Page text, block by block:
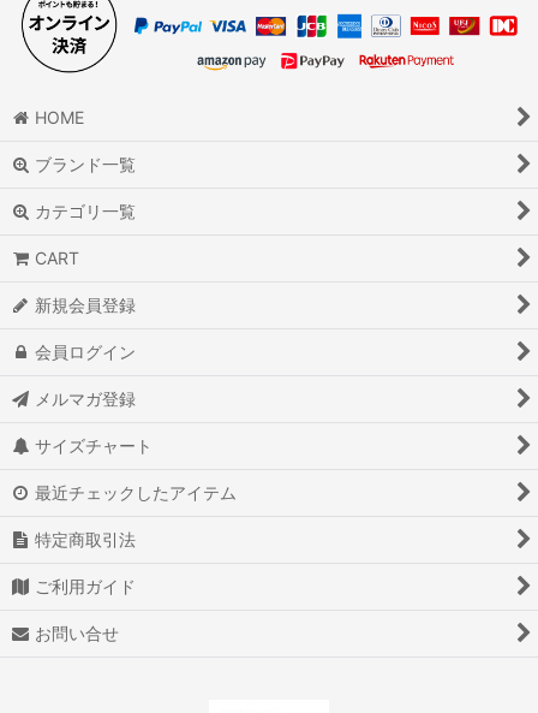
HOME
ブランド一覧
カテゴリ一覧
CART
新規会員登録
会員ログイン
メルマガ登録
サイズチャート
最近チェックしたアイテム
特定商取引法
ご利用ガイド
お問い合せ